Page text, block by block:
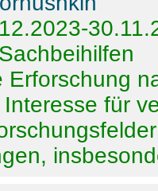
Erforschung
für